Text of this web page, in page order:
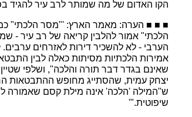
הקו האדום של מה שמותר לרב עיר להגיד
■ ■ ■ הערה: מאמר הארץ: '"מסר הלכתי"
הלכתי" אמור להלבין קריאה של רב עיר -
הערבי - לא להשכיר דירות לאזרחים ערבים.
אמירות הלכתיות מסיתות כאלה לבין
שאינם בגדר דבר תורה והלכה", ושלפי
יצחק עמית, שהסתייג מחופש ההתבטאות
ש"המילה 'הלכה' אינה מילת קסם שאמורה
שיפוטית."'